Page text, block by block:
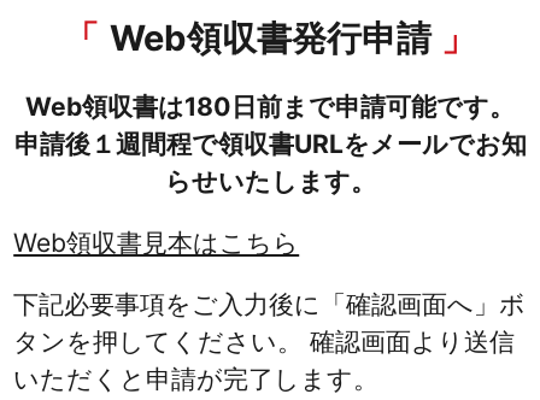
Web領収書発行申請
Web領収書は180日前まで申請可能です。
申請後１週間程で領収書URLをメールでお知
らせいたします。
Web領収書見本はこちら
下記必要事項をご入力後に「確認画面へ」ボ
タンを押してください。 確認画面より送信
いただくと申請が完了します。